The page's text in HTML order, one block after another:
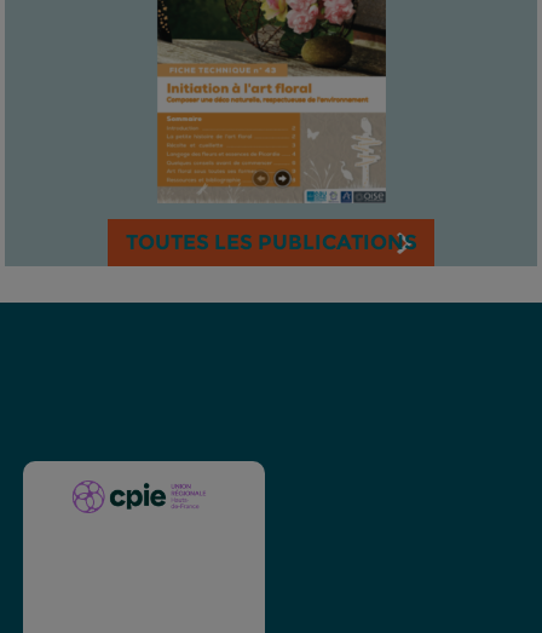
TOUTES LES PUBLICATIONS